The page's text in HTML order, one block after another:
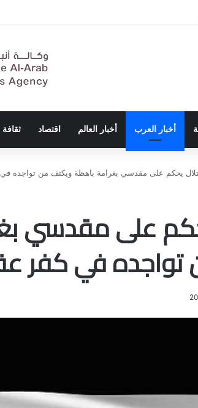
دورة إعداد قيادات أكاديمية لمناهضة الاحتلال والفصل
أخبار العرب أخبار العالم اقتصاد ثقافة
يحكم على مقدسي بغرامة باهظة ويكثف من تواجده
على مقدسي
في كفر